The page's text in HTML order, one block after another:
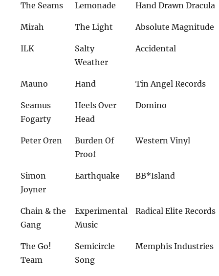
The Seams Lemonade Hand Drawn Dracula
Mirah The Light Absolute Magnitude
ILK
Salty
Weather
Accidental
Mauno Hand Tin Angel Records
Seamus
Fogarty
Heels Over
Head
Domino
Peter Oren
Burden Of
Proof
Western Vinyl
Simon
Joyner
Earthquake BB*Island
Chain & the
Gang
Experimental
Music
Radical Elite Records
The Go!
Team
Semicircle
Song
Memphis Industries